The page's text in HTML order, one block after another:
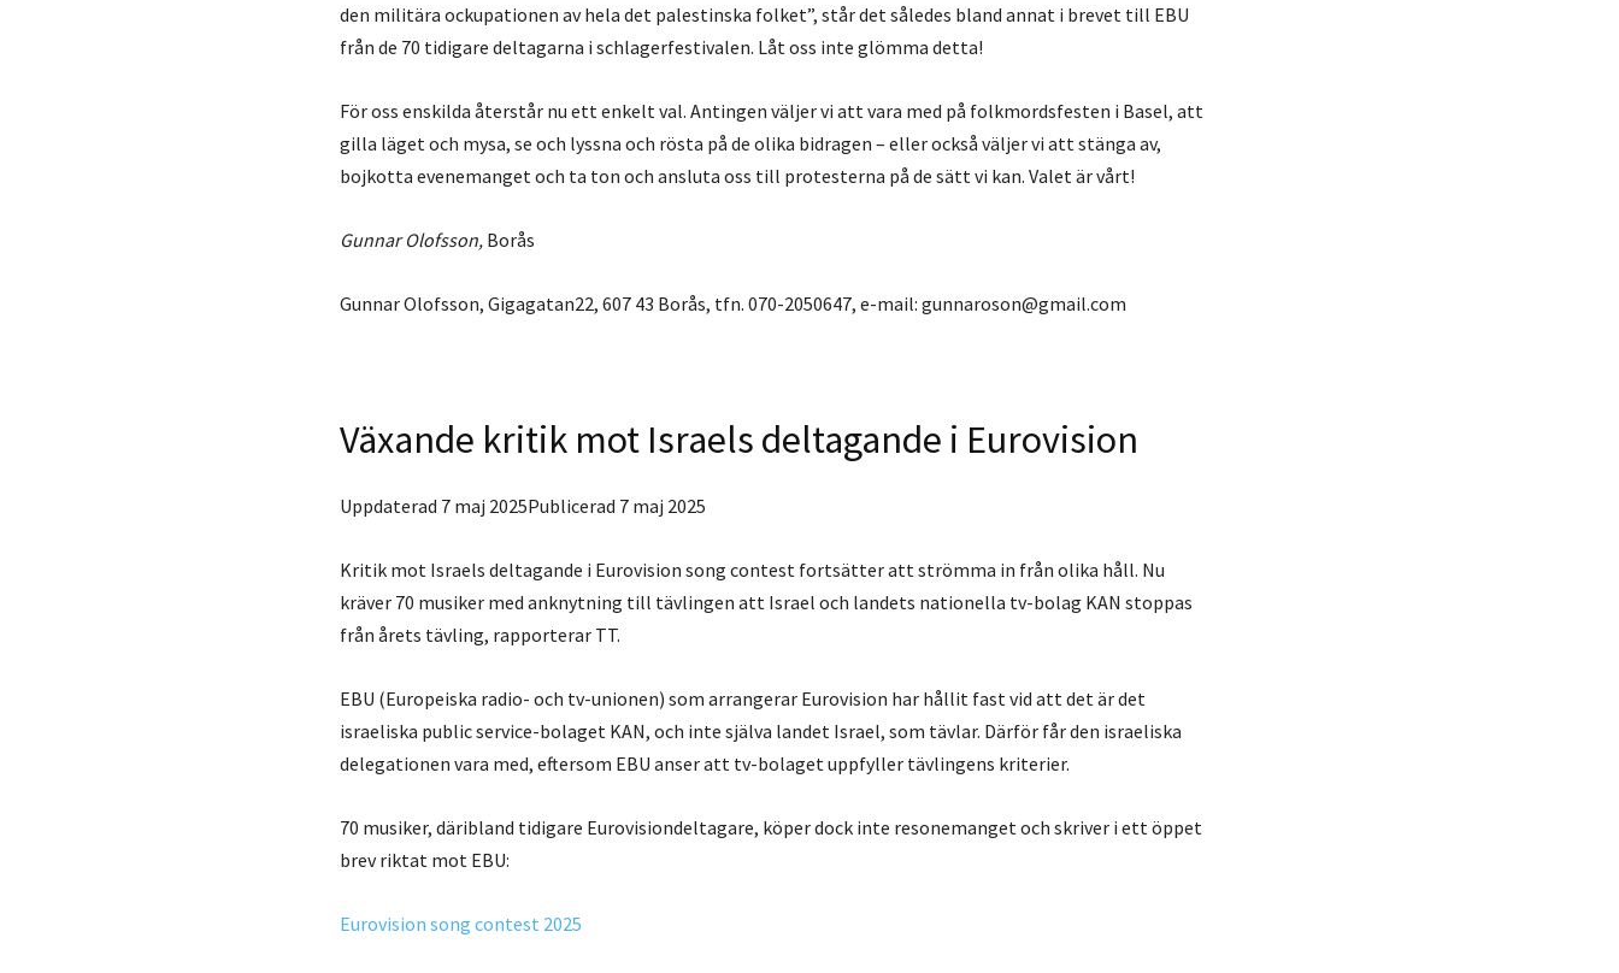
den militära ockupationen av hela det palestinska folket”, står det således bland annat i brevet till EBU
från de 70 tidigare deltagarna i schlagerfestivalen. Låt oss inte glömma detta!
För oss enskilda återstår nu ett enkelt val. Antingen väljer vi att vara med på folkmordsfesten i Basel, att
gilla läget och mysa, se och lyssna och rösta på de olika bidragen – eller också väljer vi att stänga av,
bojkotta evenemanget och ta ton och ansluta oss till protesterna på de sätt vi kan. Valet är vårt!
Gunnar Olofsson, Borås
Gunnar Olofsson, Gigagatan22, 607 43 Borås, tfn. 070-2050647, e-mail: gunnaroson@gmail.com
Växande kritik mot Israels deltagande i Eurovision
Uppdaterad 7 maj 2025Publicerad 7 maj 2025
Kritik mot Israels deltagande i Eurovision song contest fortsätter att strömma in från olika håll. Nu
kräver 70 musiker med anknytning till tävlingen att Israel och landets nationella tv-bolag KAN stoppas
från årets tävling, rapporterar TT.
EBU (Europeiska radio- och tv-unionen) som arrangerar Eurovision har hållit fast vid att det är det
israeliska public service-bolaget KAN, och inte själva landet Israel, som tävlar. Därför får den israeliska
delegationen vara med, eftersom EBU anser att tv-bolaget uppfyller tävlingens kriterier.
70 musiker, däribland tidigare Eurovisiondeltagare, köper dock inte resonemanget och skriver i ett öppet
brev riktat mot EBU:
Eurovision song contest 2025